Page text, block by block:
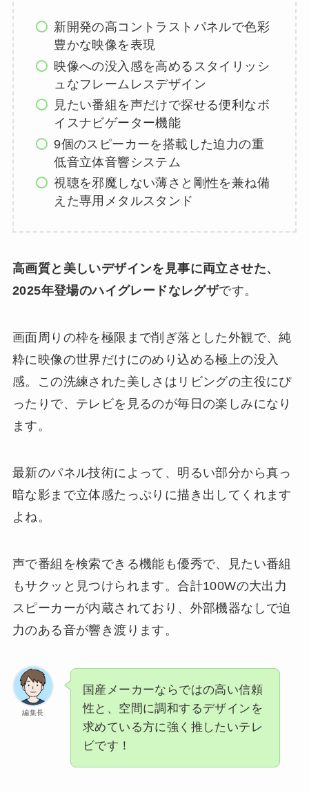
新開発の高コントラストパネルで色彩
豊かな映像を表現
映像への没入感を高めるスタイリッシ
ュなフレームレスデザイン
見たい番組を声だけで探せる便利なボ
イスナビゲーター機能
9個のスピーカーを搭載した迫力の重
低音立体音響システム
視聴を邪魔しない薄さと剛性を兼ね備
えた専用メタルスタンド
高画質と美しいデザインを見事に両立させた、
2025年登場のハイグレードなレグザです。
画面周りの枠を極限まで削ぎ落とした外観で、純
粋に映像の世界だけにのめり込める極上の没入
感。この洗練された美しさはリビングの主役にぴ
ったりで、テレビを見るのが毎日の楽しみになり
ます。
最新のパネル技術によって、明るい部分から真っ
暗な影まで立体感たっぷりに描き出してくれます
よね。
声で番組を検索できる機能も優秀で、見たい番組
もサクッと見つけられます。合計100Wの大出力
スピーカーが内蔵されており、外部機器なしで迫
力のある音が響き渡ります。
編集長
国産メーカーならではの高い信頼
性と、空間に調和するデザインを
求めている方に強く推したいテレ
ビです！